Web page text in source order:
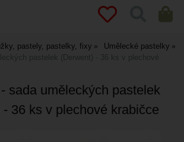
pastely, pastelky, fixy
Umělecké pastelky
pastelek (Derwent) - 36 ks v plechové
sada uměleckých pastelek
- 36 ks v plechové krabičce